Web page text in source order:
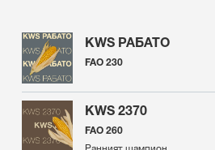
KWS РАБАТО
FAO 230
KWS 2370
FAO 260